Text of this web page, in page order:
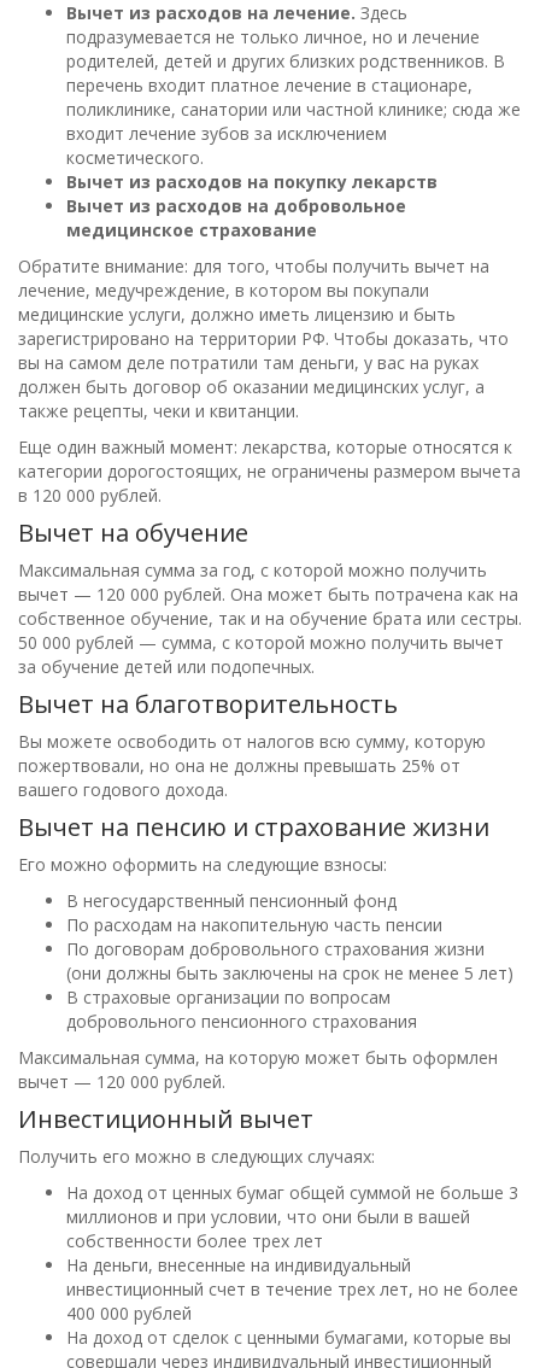
Вычет из расходов на лечение. Здесь
подразумевается не только личное, но и лечение
родителей, детей и других близких родственников. В
перечень входит платное лечение в стационаре,
поликлинике, санатории или частной клинике; сюда же
входит лечение зубов за исключением
косметического.
Вычет из расходов на покупку лекарств
Вычет из расходов на добровольное
медицинское страхование
Обратите внимание: для того, чтобы получить вычет на
лечение, медучреждение, в котором вы покупали
медицинские услуги, должно иметь лицензию и быть
зарегистрировано на территории РФ. Чтобы доказать, что
вы на самом деле потратили там деньги, у вас на руках
должен быть договор об оказании медицинских услуг, а
также рецепты, чеки и квитанции.
Еще один важный момент: лекарства, которые относятся к
категории дорогостоящих, не ограничены размером вычета
в 120 000 рублей.
Вычет на обучение
Максимальная сумма за год, с которой можно получить
вычет — 120 000 рублей. Она может быть потрачена как на
собственное обучение, так и на обучение брата или сестры.
50 000 рублей — сумма, с которой можно получить вычет
за обучение детей или подопечных.
Вычет на благотворительность
Вы можете освободить от налогов всю сумму, которую
пожертвовали, но она не должны превышать 25% от
вашего годового дохода.
Вычет на пенсию и страхование жизни
Его можно оформить на следующие взносы:
В негосударственный пенсионный фонд
По расходам на накопительную часть пенсии
По договорам добровольного страхования жизни
(они должны быть заключены на срок не менее 5 лет)
В страховые организации по вопросам
добровольного пенсионного страхования
Максимальная сумма, на которую может быть оформлен
вычет — 120 000 рублей.
Инвестиционный вычет
Получить его можно в следующих случаях:
На доход от ценных бумаг общей суммой не больше 3
миллионов и при условии, что они были в вашей
собственности более трех лет
На деньги, внесенные на индивидуальный
инвестиционный счет в течение трех лет, но не более
400 000 рублей
На доход от сделок с ценными бумагами, которые вы
совершали через индивидуальный инвестиционный